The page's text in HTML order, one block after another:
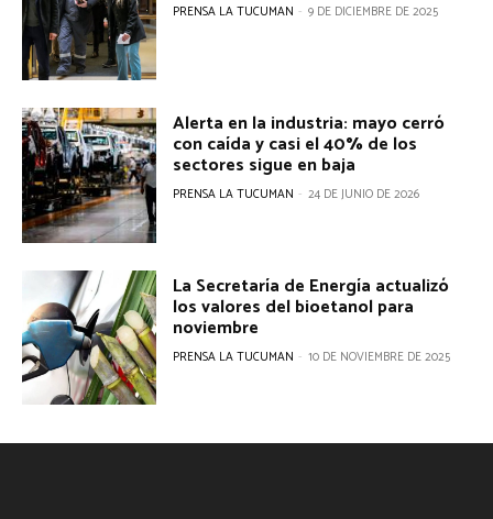
PRENSA LA TUCUMAN - 9 DE DICIEMBRE DE 2025
Alerta en la industria: mayo cerró
con caída y casi el 40% de los
sectores sigue en baja
PRENSA LA TUCUMAN - 24 DE JUNIO DE 2026
La Secretaría de Energía actualizó
los valores del bioetanol para
noviembre
PRENSA LA TUCUMAN - 10 DE NOVIEMBRE DE 2025